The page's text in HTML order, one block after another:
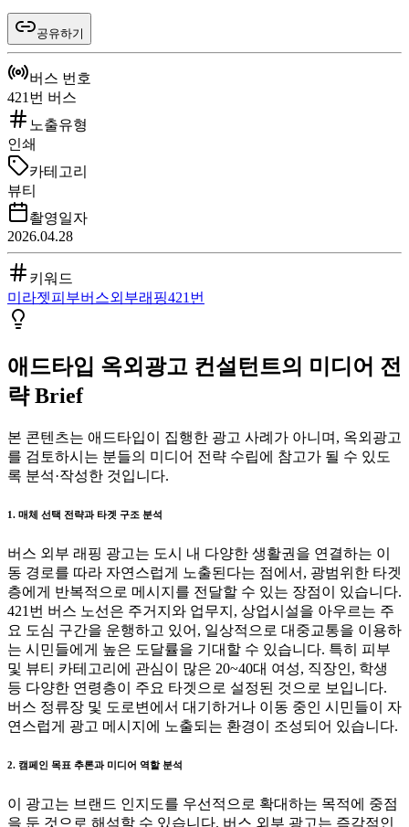
공유하기
버스 번호
421번 버스
노출유형
인쇄
카테고리
뷰티
촬영일자
2026.04.28
키워드
미라젯피부버스외부래핑421번
애드타입 옥외광고 컨설턴트의 미디어 전
략 Brief
본 콘텐츠는 애드타입이 집행한 광고 사례가 아니며, 옥외광고
를 검토하시는 분들의 미디어 전략 수립에 참고가 될 수 있도
록 분석·작성한 것입니다.
1. 매체 선택 전략과 타겟 구조 분석
버스 외부 래핑 광고는 도시 내 다양한 생활권을 연결하는 이
동 경로를 따라 자연스럽게 노출된다는 점에서, 광범위한 타겟
층에게 반복적으로 메시지를 전달할 수 있는 장점이 있습니다.
421번 버스 노선은 주거지와 업무지, 상업시설을 아우르는 주
요 도심 구간을 운행하고 있어, 일상적으로 대중교통을 이용하
는 시민들에게 높은 도달률을 기대할 수 있습니다. 특히 피부
및 뷰티 카테고리에 관심이 많은 20~40대 여성, 직장인, 학생
등 다양한 연령층이 주요 타겟으로 설정된 것으로 보입니다.
버스 정류장 및 도로변에서 대기하거나 이동 중인 시민들이 자
연스럽게 광고 메시지에 노출되는 환경이 조성되어 있습니다.
2. 캠페인 목표 추론과 미디어 역할 분석
이 광고는 브랜드 인지도를 우선적으로 확대하는 목적에 중점
을 둔 것으로 해석할 수 있습니다. 버스 외부 광고는 즉각적인